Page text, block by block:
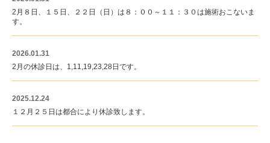
2月８日、１５日、２２日（日）は８：００～１１：３０は施術おこないま
す。
2026.01.31
2月の休診日は、1,11,19,23,28日です。
2025.12.24
１２月２５日は都合により休診致します。